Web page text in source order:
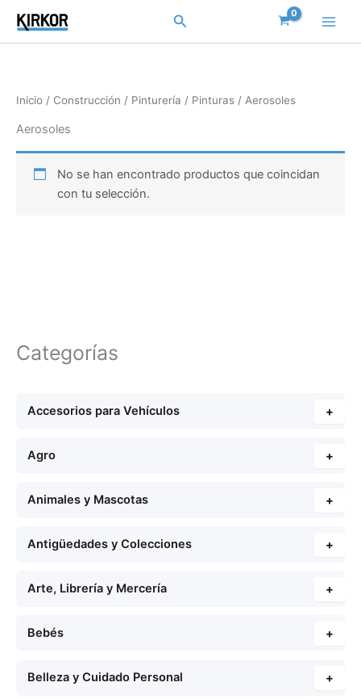
contenido
Buscar
Categorías
Accesorios para Vehículos +
Agro +
Animales y Mascotas +
Antigüedades y Colecciones +
Arte, Librería y Mercería +
Bebés +
Belleza y Cuidado Personal +
Inicio / Construcción / Pinturería / Pinturas / Aerosoles
Aerosoles
No se han encontrado productos que coincidan
con tu selección.